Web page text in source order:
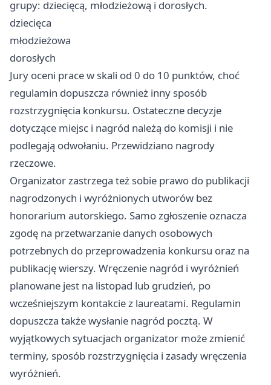
grupy: dziecięcą, młodzieżową i dorosłych.
dziecięca
młodzieżowa
dorosłych
Jury oceni prace w skali od 0 do 10 punktów, choć
regulamin dopuszcza również inny sposób
rozstrzygnięcia konkursu. Ostateczne decyzje
dotyczące miejsc i nagród należą do komisji i nie
podlegają odwołaniu. Przewidziano nagrody
rzeczowe.
Organizator zastrzega też sobie prawo do publikacji
nagrodzonych i wyróżnionych utworów bez
honorarium autorskiego. Samo zgłoszenie oznacza
zgodę na przetwarzanie danych osobowych
potrzebnych do przeprowadzenia konkursu oraz na
publikację wierszy. Wręczenie nagród i wyróżnień
planowane jest na listopad lub grudzień, po
wcześniejszym kontakcie z laureatami. Regulamin
dopuszcza także wysłanie nagród pocztą. W
wyjątkowych sytuacjach organizator może zmienić
terminy, sposób rozstrzygnięcia i zasady wręczenia
wyróżnień.